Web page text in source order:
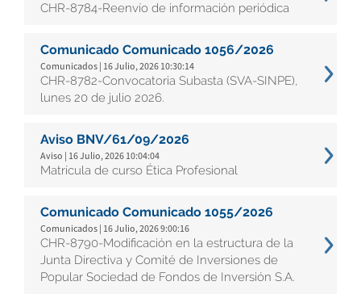
CHR-8784-Reenvío de información periódica
Comunicado Comunicado 1056/2026
Comunicados | 16 Julio, 2026 10:30:14
CHR-8782-Convocatoria Subasta (SVA-SINPE),
lunes 20 de julio 2026.
Aviso BNV/61/09/2026
Aviso | 16 Julio, 2026 10:04:04
Matrícula de curso Ética Profesional
Comunicado Comunicado 1055/2026
Comunicados | 16 Julio, 2026 9:00:16
CHR-8790-Modificación en la estructura de la
Junta Directiva y Comité de Inversiones de
Popular Sociedad de Fondos de Inversión S.A.